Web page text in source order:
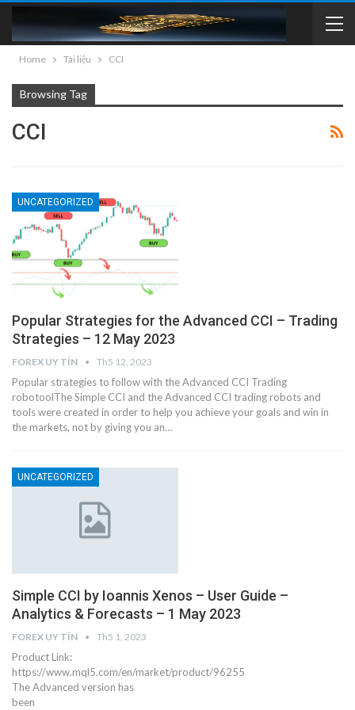
Home Tài liệu CCI
Browsing Tag
CCI
UNCATEGORIZED
Popular Strategies for the Advanced CCI – Trading
Strategies – 12 May 2023
FOREX UY TÍN Th5 12, 2023
Popular strategies to follow with the Advanced CCI Trading
robotoolThe Simple CCI and the Advanced CCI trading robots and
tools were created in order to help you achieve your goals and win in
the markets, not by giving you an…
UNCATEGORIZED
Simple CCI by Ioannis Xenos – User Guide –
Analytics & Forecasts – 1 May 2023
FOREX UY TÍN Th5 1, 2023
Product Link:
https://www.mql5.com/en/market/product/96255
The Advanced version has
been